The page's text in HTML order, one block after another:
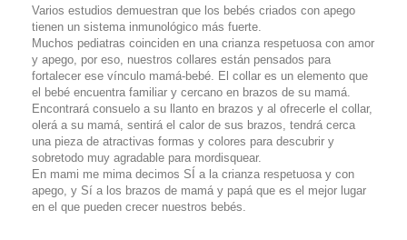
Varios estudios demuestran que los bebés criados con apego
tienen un sistema inmunológico más fuerte.
Muchos pediatras coinciden en una crianza respetuosa con amor
y apego, por eso, nuestros collares están pensados para
fortalecer ese vínculo mamá-bebé. El collar es un elemento que
el bebé encuentra familiar y cercano en brazos de su mamá.
Encontrará consuelo a su llanto en brazos y al ofrecerle el collar,
olerá a su mamá, sentirá el calor de sus brazos, tendrá cerca
una pieza de atractivas formas y colores para descubrir y
sobretodo muy agradable para mordisquear.
En mami me mima decimos SÍ a la crianza respetuosa y con
apego, y Sí a los brazos de mamá y papá que es el mejor lugar
en el que pueden crecer nuestros bebés.